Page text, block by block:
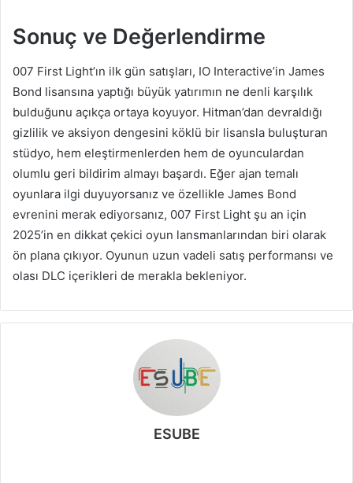
Sonuç ve Değerlendirme
007 First Light’ın ilk gün satışları, IO Interactive’in James
Bond lisansına yaptığı büyük yatırımın ne denli karşılık
bulduğunu açıkça ortaya koyuyor. Hitman’dan devraldığı
gizlilik ve aksiyon dengesini köklü bir lisansla buluşturan
stüdyo, hem eleştirmenlerden hem de oyunculardan
olumlu geri bildirim almayı başardı. Eğer ajan temalı
oyunlara ilgi duyuyorsanız ve özellikle James Bond
evrenini merak ediyorsanız, 007 First Light şu an için
2025’in en dikkat çekici oyun lansmanlarından biri olarak
ön plana çıkıyor. Oyunun uzun vadeli satış performansı ve
olası DLC içerikleri de merakla bekleniyor.
ESUBE